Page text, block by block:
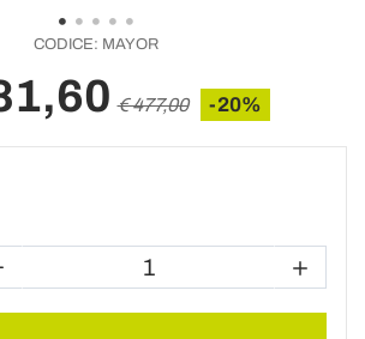
CODICE: MAYOR
€ 477,00 -20%